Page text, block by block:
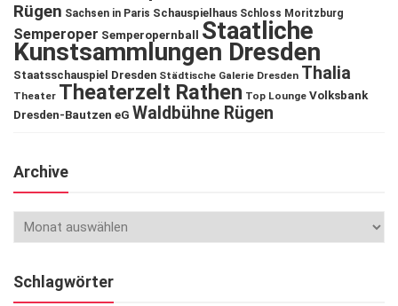
Rügen Sachsen in Paris Schauspielhaus Schloss Moritzburg
Semperoper Semperopernball Staatliche
Kunstsammlungen Dresden
Staatsschauspiel Dresden Städtische Galerie Dresden Thalia
Theater Theaterzelt Rathen Top Lounge Volksbank
Dresden-Bautzen eG Waldbühne Rügen
Archive
Schlagwörter